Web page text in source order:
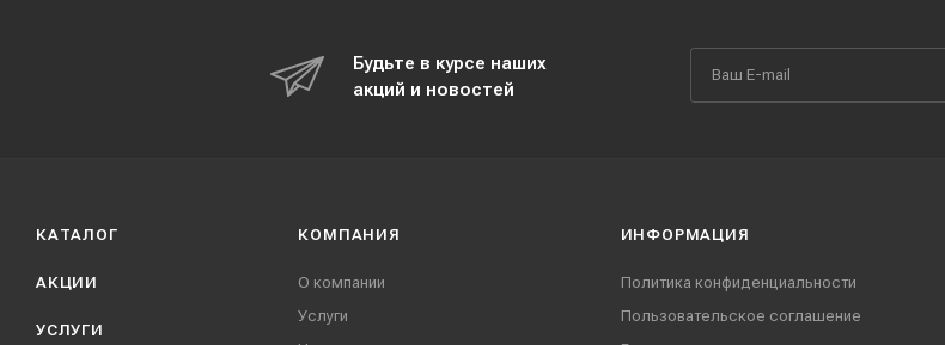
Будьте в курсе наших
акций и новостей
КАТАЛОГ
АКЦИИ
УСЛУГИ
КОМПАНИЯ
О компании
Услуги
ИНФОРМАЦИЯ
Политика конфиденциальности
Пользовательское соглашение